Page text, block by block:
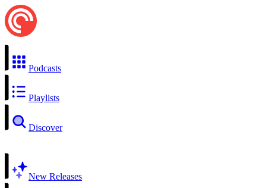
Podcasts
Playlists
Discover
New Releases